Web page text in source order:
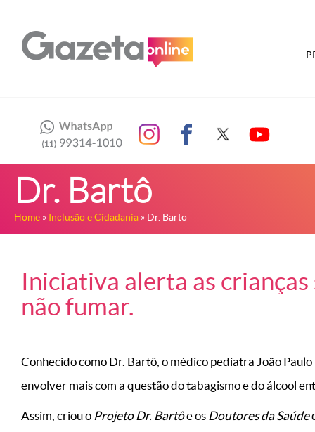
Dr. Bartô
Home » Inclusão e Cidadania » Dr. Bartô
Iniciativa alerta as
não fumar.
Conhecido como Dr. Bartô, o médico pediatra João
envolver mais com a questão do tabagismo e do álcool
Assim, criou o Projeto Dr. Bartôe os Doutores da Saúde